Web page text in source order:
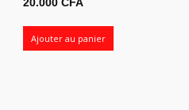
Ajouter au panier